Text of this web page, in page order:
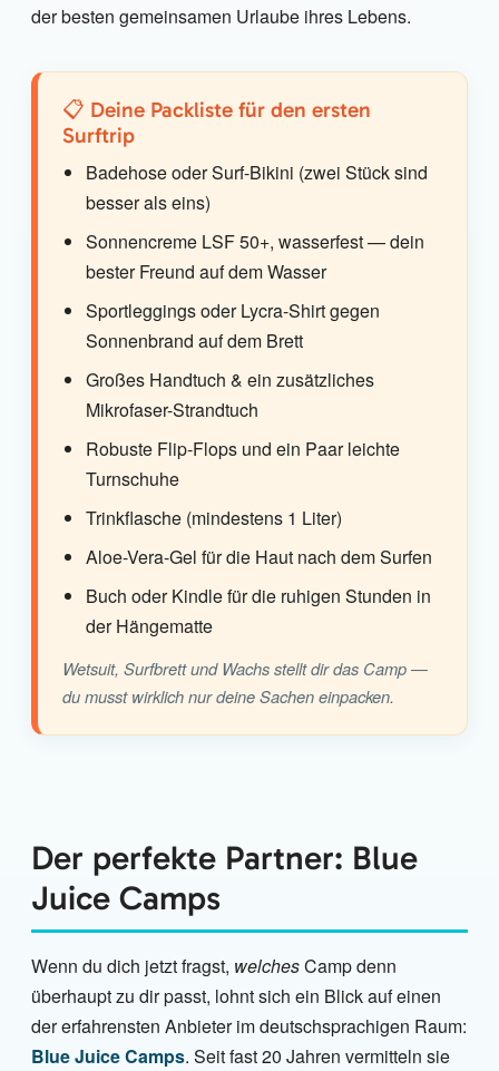
der besten gemeinsamen Urlaube ihres Lebens.
📋 Deine Packliste für den ersten
Surftrip
Badehose oder Surf-Bikini (zwei Stück sind
besser als eins)
Sonnencreme LSF 50+, wasserfest — dein
bester Freund auf dem Wasser
Sportleggings oder Lycra-Shirt gegen
Sonnenbrand auf dem Brett
Großes Handtuch & ein zusätzliches
Mikrofaser-Strandtuch
Robuste Flip-Flops und ein Paar leichte
Turnschuhe
Trinkflasche (mindestens 1 Liter)
Aloe-Vera-Gel für die Haut nach dem Surfen
Buch oder Kindle für die ruhigen Stunden in
der Hängematte
Wetsuit, Surfbrett und Wachs stellt dir das Camp —
du musst wirklich nur deine Sachen einpacken.
Der perfekte Partner: Blue
Juice Camps
Wenn du dich jetzt fragst, welchesCamp denn
überhaupt zu dir passt, lohnt sich ein Blick auf einen
der erfahrensten Anbieter im deutschsprachigen Raum:
Blue Juice Camps. Seit fast 20 Jahren vermitteln sie